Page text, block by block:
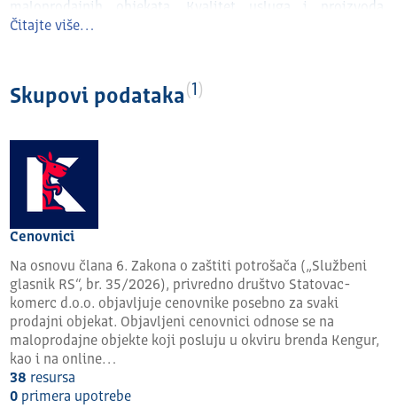
maloprodajnih objekata. Kvalitet usluga i proizvoda,
odgovornost i iskrenost donose pozitivne reakcije
Čitajte više…
Skupovi podataka 1
Cenovnici
Na osnovu člana 6. Zakona o zaštiti potrošača („Službeni
glasnik RS“, br. 35/2026), privredno društvo Statovac-
komerc d.o.o. objavljuje cenovnike posebno za svaki
prodajni objekat. Objavljeni cenovnici odnose se na
maloprodajne objekte koji posluju u okviru brenda Kengur,
kao i na online…
38 resursa
0 primera upotrebe